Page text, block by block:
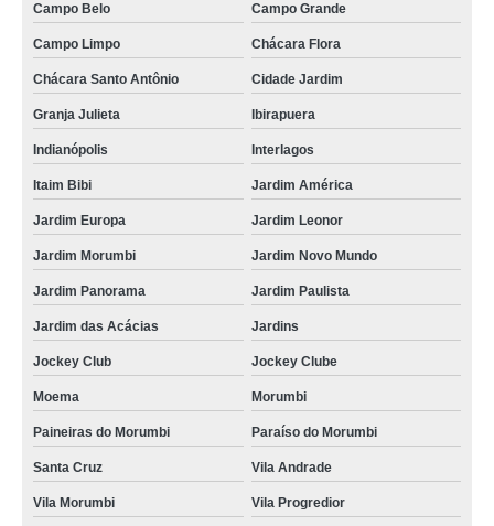
Campo Belo Campo Grande
Campo Limpo Chácara Flora
Chácara Santo Antônio Cidade Jardim
Granja Julieta Ibirapuera
Indianópolis Interlagos
Itaim Bibi Jardim América
Jardim Europa Jardim Leonor
Jardim Morumbi Jardim Novo Mundo
Jardim Panorama Jardim Paulista
Jardim das Acácias Jardins
Jockey Club Jockey Clube
Moema Morumbi
Paineiras do Morumbi Paraíso do Morumbi
Santa Cruz Vila Andrade
Vila Morumbi Vila Progredior